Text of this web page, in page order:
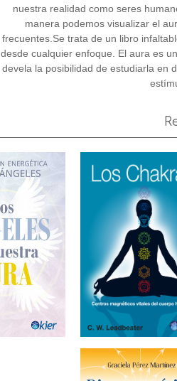
nuestra realidad como seres
manera podemos visualizar el
frecuentes.Se trata de un libro
desde cualquier enfoque. El aura es
devela la posibilidad de estudiarla en